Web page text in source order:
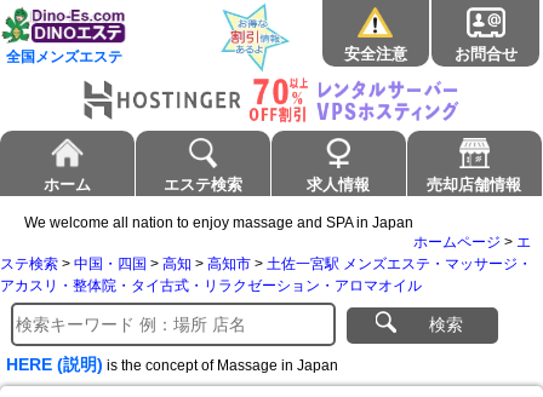
全国メンズエステ 安全注意 お問合せ
ホーム エステ検索 求人情報 売却店舗情報
We welcome all nation to enjoy massage and SPA in Japan
ホームページ > エ
ステ検索 > 中国・四国 > 高知 > 高知市 > 土佐一宮駅 メンズエステ・マッサージ・
アカスリ・整体院・タイ古式・リラクゼーション・アロマオイル
検索
HERE (説明) is the concept of Massage in Japan